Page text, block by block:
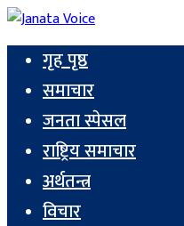
गृह पृष्ठ
समाचार
जनता स्पेसल
राष्ट्रिय समाचार
अर्थतन्त्र
विचार